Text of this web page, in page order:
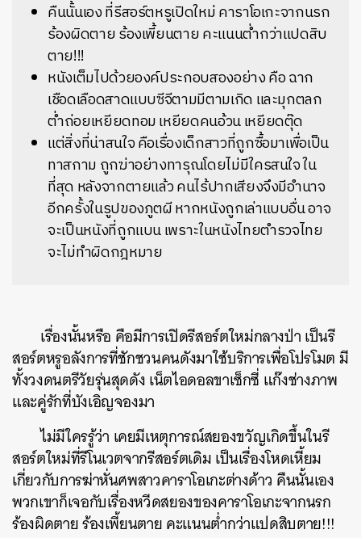
คืนนั้นเอง ที่รีสอร์ตหรูเปิดใหม่ คาราโอเกะจากนรก
ร้องผิดตาย ร้องเพี้ยนตาย คะแนนต่ำกว่าแปดสิบ
ตาย!!!
หนังเต็มไปด้วยองค์ประกอบสองอย่าง คือ ฉาก
เชือดเลือดสาดแบบซีจีตามมีตามเกิด และมุกตลก
ต่ำถ่อยเหยียดทอม เหยียดคนอ้วน เหยียดตุ๊ด
แต่สิ่งที่น่าสนใจ คือเรื่องเด็กสาวที่ถูกซื้อมาเพื่อเป็น
ทาสกาม ถูกฆ่าอย่างทารุณโดยไม่มีใครสนใจ ใน
ที่สุด หลังจากตายแล้ว คนไร้ปากเสียงจึงมีอำนาจ
อีกครั้งในรูปของภูตผี หากหนังถูกเล่าแบบอื่น อาจ
จะเป็นหนังที่ถูกแบน เพราะในหนังไทยตำรวจไทย
จะไม่ทำผิดกฎหมาย
เรื่องนั้นหรือ คือมีการเปิดรีสอร์ตใหม่กลางป่า เป็นรี
สอร์ตหรูอลังการที่ชักชวนคนดังมาใช้บริการเพื่อโปรโมต มี
ทั้งวงดนตรีวัยรุ่นสุดดัง เน็ตไอดอลขาเซ็กซี่ แก๊งช่างภาพ
และคู่รักที่บังเอิญจองมา
ไม่มีใครรู้ว่า เคยมีเหตุการณ์สยองขวัญเกิดขึ้นในรี
สอร์ตใหม่ที่รีโนเวตจากรีสอร์ตเดิม เป็นเรื่องโหดเหี้ยม
เกี่ยวกับการฆ่าหั่นศพสาวคาราโอเกะต่างด้าว คืนนั้นเอง
พวกเขาก็เจอกับเรื่องหวีดสยองของคาราโอเกะจากนรก
ร้องผิดตาย ร้องเพี้ยนตาย คะแนนต่ำกว่าแปดสิบตาย!!!